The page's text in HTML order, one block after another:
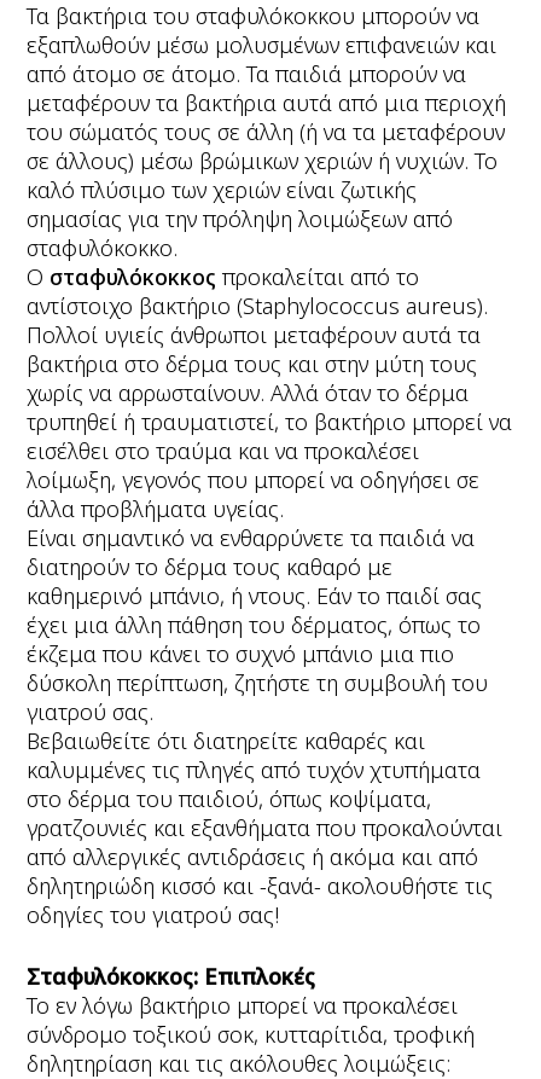
Τα βακτήρια του σταφυλόκοκκου μπορούν να
εξαπλωθούν μέσω μολυσμένων επιφανειών και
από άτομο σε άτομο. Τα παιδιά μπορούν να
μεταφέρουν τα βακτήρια αυτά από μια περιοχή
του σώματός τους σε άλλη (ή να τα μεταφέρουν
σε άλλους) μέσω βρώμικων χεριών ή νυχιών. Το
καλό πλύσιμο των χεριών είναι ζωτικής
σημασίας για την πρόληψη λοιμώξεων από
σταφυλόκοκκο.
Ο σταφυλόκοκκος προκαλείται από το
αντίστοιχο βακτήριο (Staphylococcus aureus).
Πολλοί υγιείς άνθρωποι μεταφέρουν αυτά τα
βακτήρια στο δέρμα τους και στην μύτη τους
χωρίς να αρρωσταίνουν. Αλλά όταν το δέρμα
τρυπηθεί ή τραυματιστεί, το βακτήριο μπορεί να
εισέλθει στο τραύμα και να προκαλέσει
λοίμωξη, γεγονός που μπορεί να οδηγήσει σε
άλλα προβλήματα υγείας.
Είναι σημαντικό να ενθαρρύνετε τα παιδιά να
διατηρούν το δέρμα τους καθαρό με
καθημερινό μπάνιο, ή ντους. Εάν το παιδί σας
έχει μια άλλη πάθηση του δέρματος, όπως το
έκζεμα που κάνει το συχνό μπάνιο μια πιο
δύσκολη περίπτωση, ζητήστε τη συμβουλή του
γιατρού σας.
Βεβαιωθείτε ότι διατηρείτε καθαρές και
καλυμμένες τις πληγές από τυχόν χτυπήματα
στο δέρμα του παιδιού, όπως κοψίματα,
γρατζουνιές και εξανθήματα που προκαλούνται
από αλλεργικές αντιδράσεις ή ακόμα και από
δηλητηριώδη κισσό και -ξανά- ακολουθήστε τις
οδηγίες του γιατρού σας!
Σταφυλόκοκκος: Επιπλοκές
Το εν λόγω βακτήριο μπορεί να προκαλέσει
σύνδρομο τοξικού σοκ, κυτταρίτιδα, τροφική
δηλητηρίαση και τις ακόλουθες λοιμώξεις: